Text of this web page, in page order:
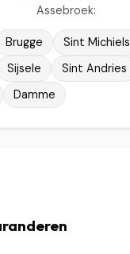
Assebroek:
Brugge
Sint Michiels
Sijsele
Sint Andries
Damme